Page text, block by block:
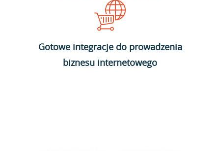
Gotowe integracje do prowadzenia
biznesu internetowego